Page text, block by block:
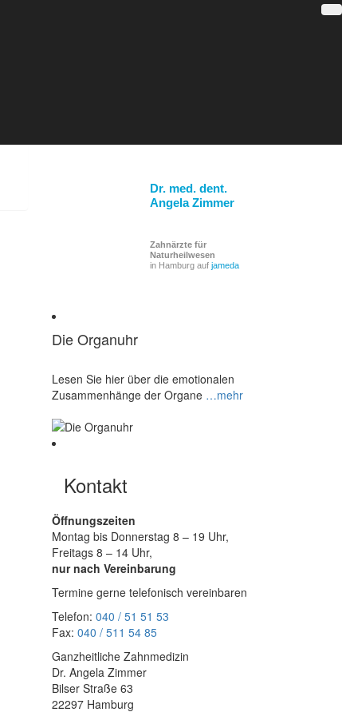
Dr. med. dent.
Angela Zimmer
Zahnärzte für
Naturheilwesen
in Hamburg auf jameda
Die Organuhr
Lesen Sie hier über die emotionalen
Zusammenhänge der Organe …mehr
Kontakt
Öffnungszeiten
Montag bis Donnerstag 8 – 19 Uhr,
Freitags 8 – 14 Uhr,
nur nach Vereinbarung
Termine gerne telefonisch vereinbaren
Telefon: 040 / 51 51 53
Fax: 040 / 511 54 85
Ganzheitliche Zahnmedizin
Dr. Angela Zimmer
Bilser Straße 63
22297 Hamburg